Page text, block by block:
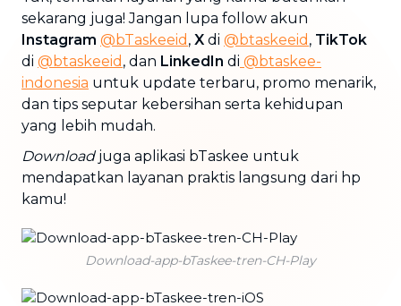
sekarang juga! Jangan lupa follow akun
Instagram @bTaskeeid , X di @btaskeeid , TikTok
di @btaskeeid , dan LinkedIn di @btaskee-
indonesia untuk update terbaru, promo menarik,
dan tips seputar kebersihan serta kehidupan
yang lebih mudah.
Downloadjuga aplikasi bTaskee untuk
mendapatkan layanan praktis langsung dari hp
kamu!
Download-app-bTaskee-tren-CH-Play